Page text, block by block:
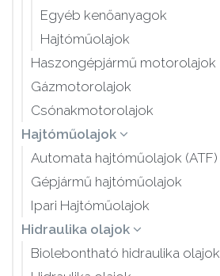
Egyéb kenőanyagok
Hajtóműolajok
Haszongépjármű motorolajok
Gázmotorolajok
Csónakmotorolajok
Hajtóműolajok
Automata hajtóműolajok (ATF)
Gépjármű hajtóműolajok
Ipari Hajtóműolajok
Hidraulika olajok
Biolebontható hidraulika olajok